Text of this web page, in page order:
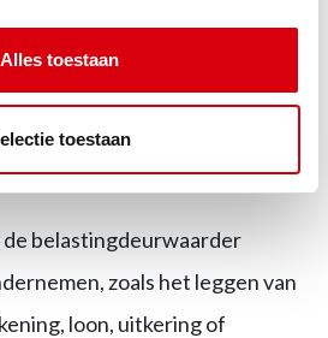
Alles toestaan
toestaan
gebreken in het
de rechter (alleen in
zoals verjaring)
de belastingdeurwaarder
zoals het leggen van
loon, uitkering of